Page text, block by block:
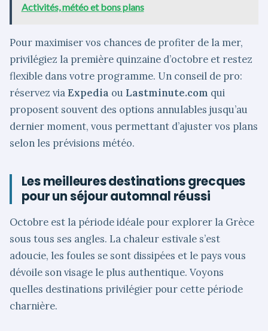
Activités, météo et bons plans
Pour maximiser vos chances de profiter de la mer,
privilégiez la première quinzaine d’octobre et restez
flexible dans votre programme. Un conseil de pro:
réservez viaExpedia ou Lastminute.com qui
proposent souvent des options annulables jusqu’au
dernier moment, vous permettant d’ajuster vos plans
selon les prévisions météo.
Les meilleures destinations grecques
pour un séjour automnal réussi
Octobre est la période idéale pour explorer la Grèce
sous tous ses angles. La chaleur estivale s’est
adoucie, les foules se sont dissipées et le pays vous
dévoile son visage le plus authentique. Voyons
quelles destinations privilégier pour cette période
charnière.